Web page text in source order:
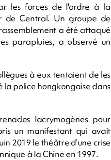
les forces de l'ordre à la
de Central. Un groupe de
a été attaqué
parapluies, a observé un
à eux tentaient de les
police hongkongaise dans
lacrymogènes pour
un manifestant qui avait
2019 le théâtre d'une crise
à la Chine en 1997.